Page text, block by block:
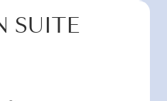
SUITE